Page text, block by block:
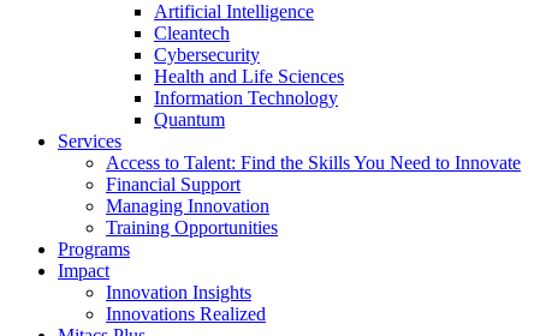
Artificial Intelligence
Cleantech
Cybersecurity
Health and Life Sciences
Information Technology
Quantum
Services
Access to Talent: Find the Skills You Need to Innovate
Financial Support
Managing Innovation
Training Opportunities
Programs
Impact
Innovation Insights
Innovations Realized